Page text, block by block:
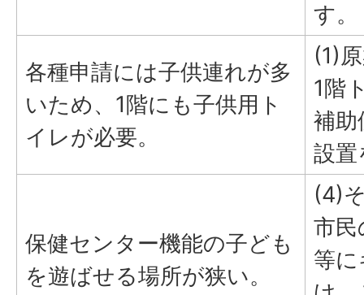
す。
各種申請には子供連れが多
いため、1階にも子供用ト
イレが必要。
(1)
1階
補
設置
保健センター機能の子ども
を遊ばせる場所が狭い。
(4)
市民
等